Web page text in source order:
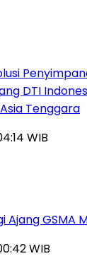
DTI
Tenggara
WIB
GSMA
WIB